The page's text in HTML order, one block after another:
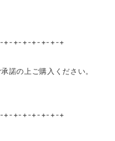
+-+-+-+-+-+-+
諾の上ご購入ください。
+-+-+-+-+-+-+